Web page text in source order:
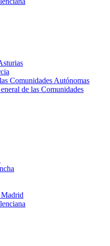
Comunidades Autónomas
de las Comunidades